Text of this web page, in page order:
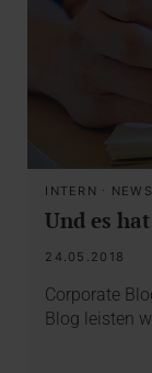
INTERN · NEWS
Und es
24.05.2018
Corporate
Blog leisten